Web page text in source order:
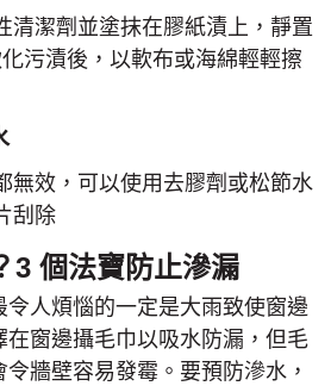
清潔劑並塗抹在膠紙漬上，靜置
污漬後，以軟布或海綿輕輕擦
無效，可以使用去膠劑或松節水
刮除
3 個法寶防止滲漏
令人煩惱的一定是大雨致使窗邊
窗邊攝毛巾以吸水防漏，但毛
牆壁容易發霉。要預防滲水，